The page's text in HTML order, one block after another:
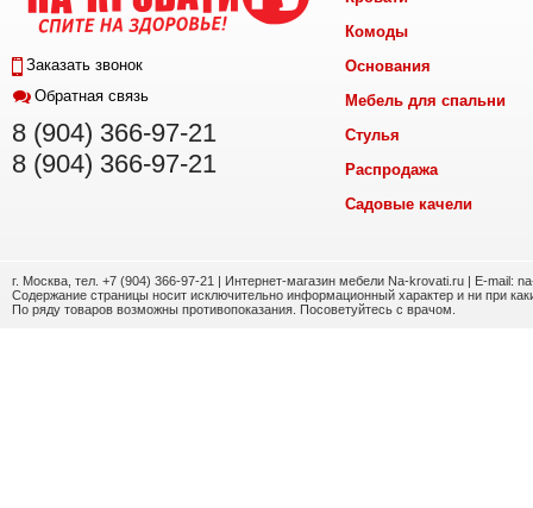
Заказать звонок
Обратная связь
8 (904) 366-97-21
8 (904) 366-97-21
Комоды
Основания
Мебель для спальни
Стулья
Распродажа
Садовые качели
г. Москва, тел. +7 (904) 366-97-21 | Интернет-магазин мебели Na-krovati.ru | E-mail:
Содержание страницы носит исключительно информационный характер и ни при
По ряду товаров возможны противопоказания. Посоветуйтесь с врачом.